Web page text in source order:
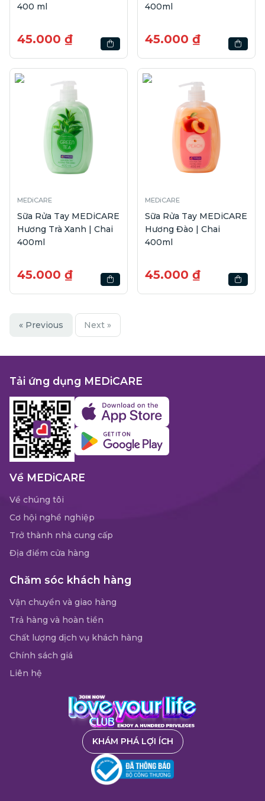
400 ml
45.000 ₫
400ml
45.000 ₫
MEDiCARE
Sữa Rửa Tay MEDiCARE
Hương Trà Xanh | Chai
400ml
45.000 ₫
MEDiCARE
Sữa Rửa Tay MEDiCARE
Hương Đào | Chai
400ml
45.000 ₫
« Previous Next »
Tải ứng dụng MEDiCARE
Về MEDiCARE
Về chúng tôi
Cơ hội nghề nghiệp
Trở thành nhà cung cấp
Địa điểm cửa hàng
Chăm sóc khách hàng
Vận chuyển và giao hàng
Trả hàng và hoàn tiền
Chất lượng dịch vụ khách hàng
Chính sách giá
Liên hệ
KHÁM PHÁ LỢI ÍCH